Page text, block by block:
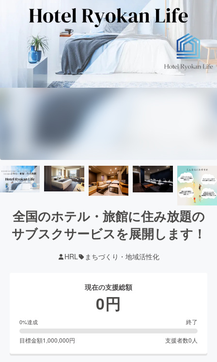
全国のホテル・旅館に住み放題の
サブスクサービスを展開します！
HRL まちづくり・地域活性化
現在の支援総額
0円
0%達成 終了
目標金額1,000,000円 支援者数0 人